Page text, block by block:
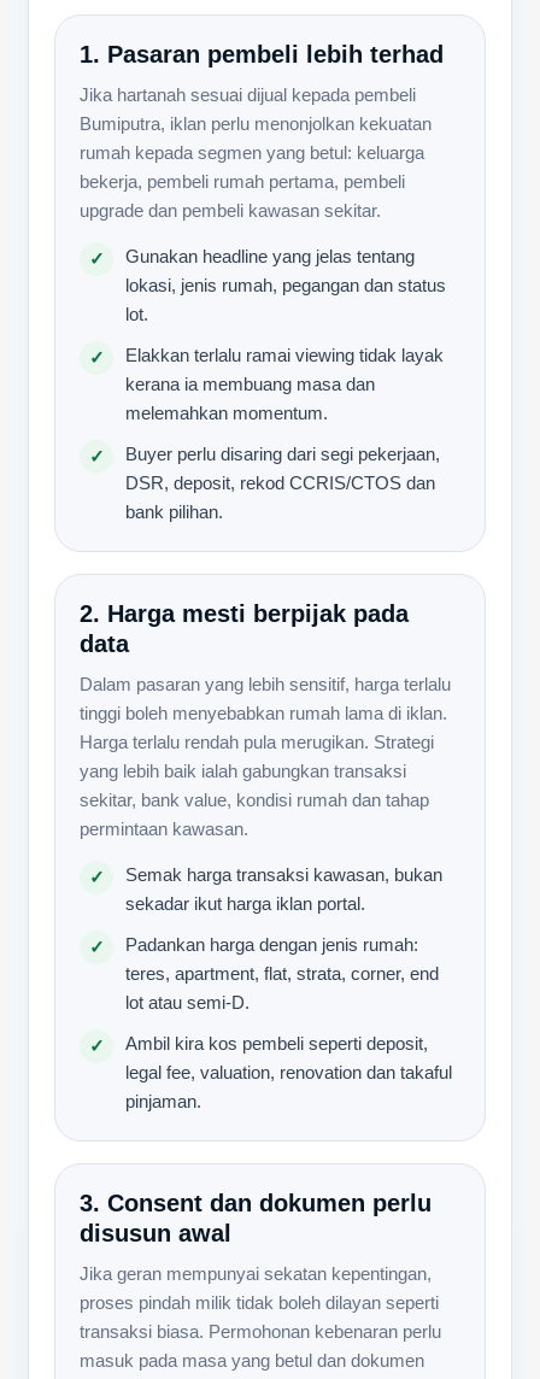
1. Pasaran pembeli lebih terhad
Jika hartanah sesuai dijual kepada pembeli
Bumiputra, iklan perlu menonjolkan kekuatan
rumah kepada segmen yang betul: keluarga
bekerja, pembeli rumah pertama, pembeli
upgrade dan pembeli kawasan sekitar.
✓
Gunakan headline yang jelas tentang
lokasi, jenis rumah, pegangan dan status
lot.
✓
Elakkan terlalu ramai viewing tidak layak
kerana ia membuang masa dan
melemahkan momentum.
✓
Buyer perlu disaring dari segi pekerjaan,
DSR, deposit, rekod CCRIS/CTOS dan
bank pilihan.
2. Harga mesti berpijak pada
data
Dalam pasaran yang lebih sensitif, harga terlalu
tinggi boleh menyebabkan rumah lama di iklan.
Harga terlalu rendah pula merugikan. Strategi
yang lebih baik ialah gabungkan transaksi
sekitar, bank value, kondisi rumah dan tahap
permintaan kawasan.
✓
Semak harga transaksi kawasan, bukan
sekadar ikut harga iklan portal.
✓
Padankan harga dengan jenis rumah:
teres, apartment, flat, strata, corner, end
lot atau semi-D.
✓
Ambil kira kos pembeli seperti deposit,
legal fee, valuation, renovation dan takaful
pinjaman.
3. Consent dan dokumen perlu
disusun awal
Jika geran mempunyai sekatan kepentingan,
proses pindah milik tidak boleh dilayan seperti
transaksi biasa. Permohonan kebenaran perlu
masuk pada masa yang betul dan dokumen